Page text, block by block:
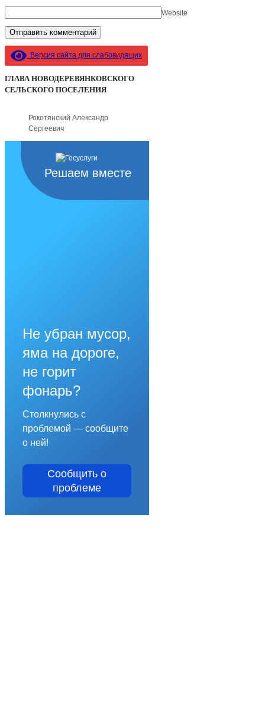
Website
Версия сайта для слабовидящих
ГЛАВА НОВОДЕРЕВЯНКОВСКОГО
СЕЛЬСКОГО ПОСЕЛЕНИЯ
Рокотянский Александр
Сергеевич
Решаем вместе
Не убран мусор,
яма на дороге,
не горит
фонарь?
Столкнулись с
проблемой — сообщите
о ней!
Сообщить о
проблеме